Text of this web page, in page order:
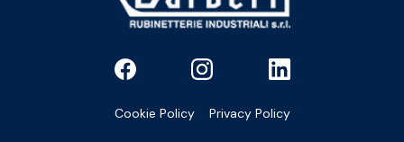
Cookie Policy Privacy Policy